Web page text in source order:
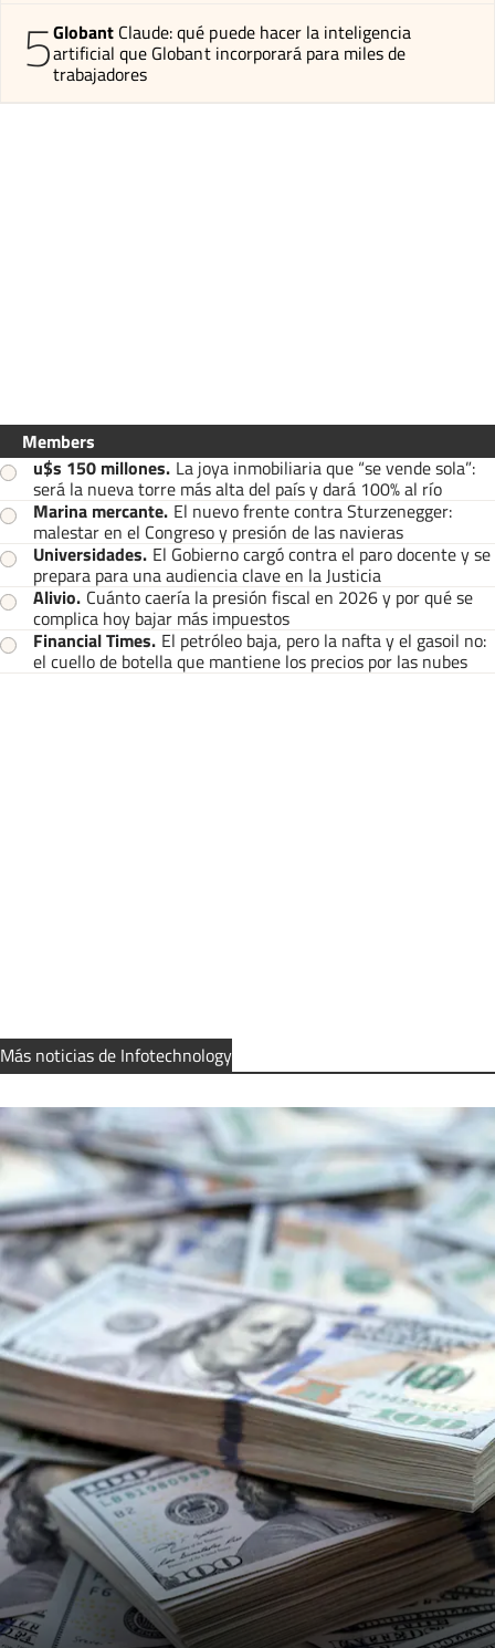
5Globant Claude: qué puede hacer la inteligencia
artificial que Globant incorporará para miles de
trabajadores
Members
u$s 150 millones. La joya inmobiliaria que “se vende sola”:
será la nueva torre más alta del país y dará 100% al río
Marina mercante. El nuevo frente contra Sturzenegger:
malestar en el Congreso y presión de las navieras
Universidades. El Gobierno cargó contra el paro docente y se
prepara para una audiencia clave en la Justicia
Alivio. Cuánto caería la presión fiscal en 2026 y por qué se
complica hoy bajar más impuestos
Financial Times. El petróleo baja, pero la nafta y el gasoil no:
el cuello de botella que mantiene los precios por las nubes
Más noticias de Infotechnology